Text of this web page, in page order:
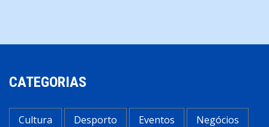
CATEGORIAS
Cultura Desporto Eventos Negócios